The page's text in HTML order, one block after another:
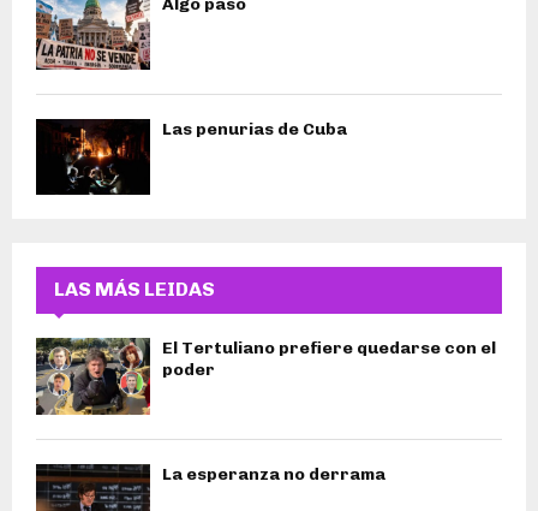
Las penurias de Cuba
LAS MÁS LEIDAS
El Tertuliano prefiere quedarse con el
poder
La esperanza no derrama